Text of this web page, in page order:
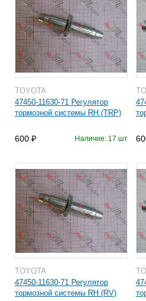
TOYOTA
47450-11630-71 Регулятор
тормозной системы RH (TRP)
600 Наличие: 17 шт
TOYOTA
47450-11630-71 Регулятор
тормозной системы RH (RV)